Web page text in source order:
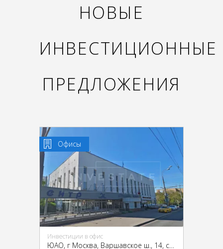
НОВЫЕ
ИНВЕСТИЦИОННЫЕ
ПРЕДЛОЖЕНИЯ
Офисы
Инвестиции в офис
ЮАО, г Москва, Варшавское ш., 14, стр. 1